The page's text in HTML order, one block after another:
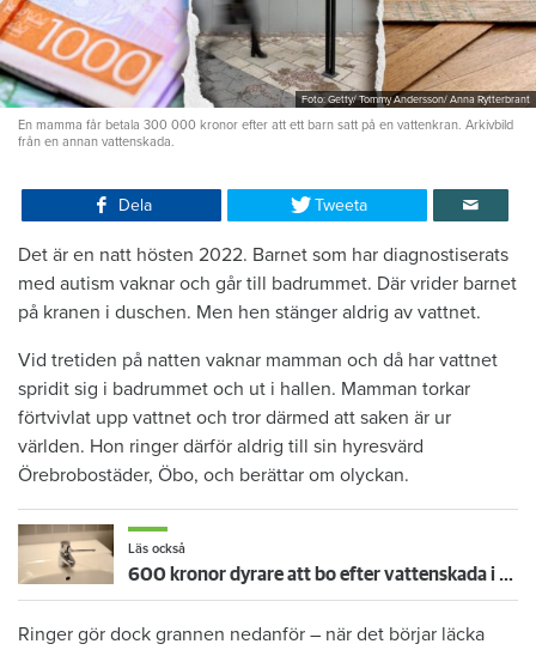
Foto: Getty/ Tommy Andersson/ Anna Rytterbrant
En mamma får betala 300 000 kronor efter att ett barn satt på en vattenkran. Arkivbild
från en annan vattenskada.
Dela Tweeta
Det är en natt hösten 2022. Barnet som har diagnostiserats
med autism vaknar och går till badrummet. Där vrider barnet
på kranen i duschen. Men hen stänger aldrig av vattnet.
Vid tretiden på natten vaknar mamman och då har vattnet
spridit sig i badrummet och ut i hallen. Mamman torkar
förtvivlat upp vattnet och tror därmed att saken är ur
världen. Hon ringer därför aldrig till sin hyresvärd
Örebrobostäder, Öbo, och berättar om olyckan.
Läs också
600 kronor dyrare att bo efter vattenskada i Varberg
Ringer gör dock grannen nedanför – när det börjar läcka